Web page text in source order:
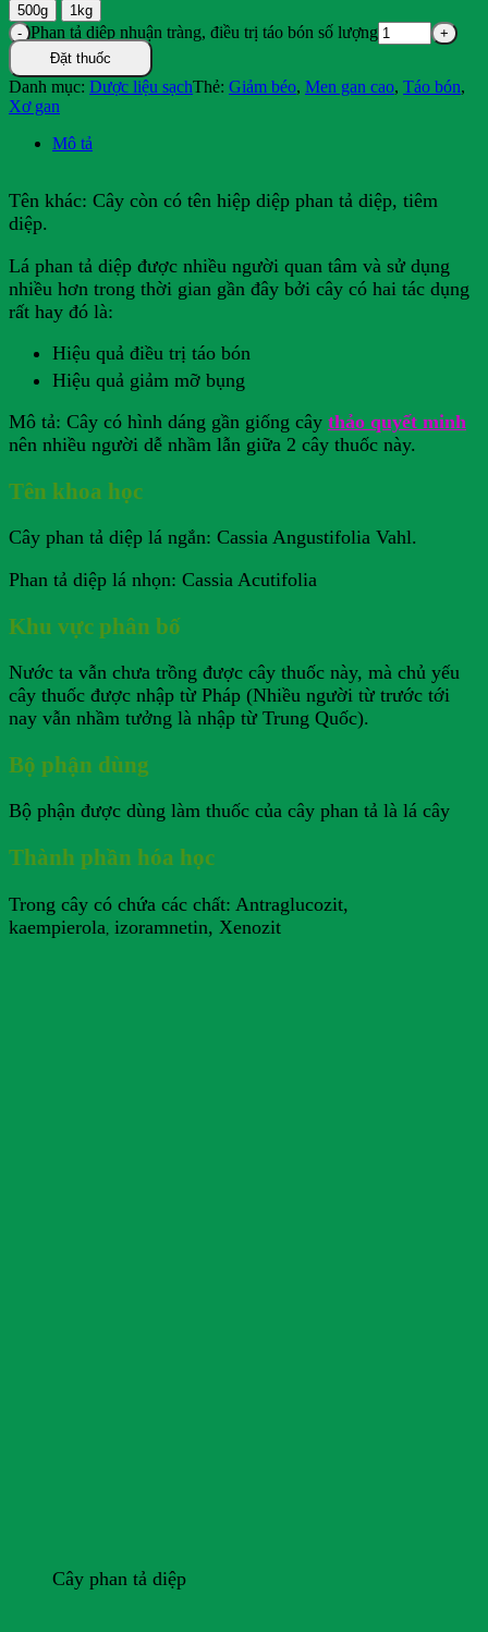
500g 1kg
Phan tả diệp nhuận tràng, điều trị táo bón số lượng
Đặt thuốc
Danh mục: Dược liệu sạchThẻ: Giảm béo, Men gan cao, Táo bón,
Xơ gan
Mô tả
Tên khác: Cây còn có tên hiệp diệp phan tả diệp, tiêm
diệp.
Lá phan tả diệp được nhiều người quan tâm và sử dụng
nhiều hơn trong thời gian gần đây bởi cây có hai tác dụng
rất hay đó là:
Hiệu quả điều trị táo bón
Hiệu quả giảm mỡ bụng
Mô tả: Cây có hình dáng gần giống cây thảo quyết minh
nên nhiều người dễ nhầm lẫn giữa 2 cây thuốc này.
Tên khoa học
Cây phan tả diệp lá ngắn: Cassia Angustifolia Vahl.
Phan tả diệp lá nhọn: Cassia Acutifolia
Khu vực phân bố
Nước ta vẫn chưa trồng được cây thuốc này, mà chủ yếu
cây thuốc được nhập từ Pháp (Nhiều người từ trước tới
nay vẫn nhầm tưởng là nhập từ Trung Quốc).
Bộ phận dùng
Bộ phận được dùng làm thuốc của cây phan tả là lá cây
Thành phần hóa học
Trong cây có chứa các chất: Antraglucozit,
kaempierola izoramnetin, Xenozit
Cây phan tả diệp